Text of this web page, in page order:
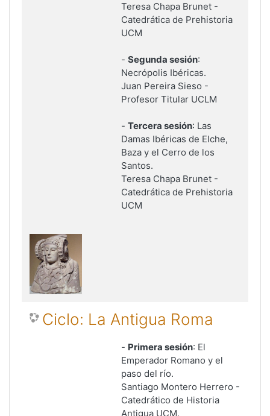
Teresa Chapa Brunet -
Catedrática de Prehistoria
UCM
- Segunda sesión:
Necrópolis Ibéricas.
Juan Pereira Sieso -
Profesor Titular UCLM
- Tercera sesión: Las
Damas Ibéricas de Elche,
Baza y el Cerro de los
Santos.
Teresa Chapa Brunet -
Catedrática de Prehistoria
UCM
Ciclo: La Antigua Roma
- Primera sesión: El
Emperador Romano y el
paso del río.
Santiago Montero Herrero -
Catedrático de Historia
Antigua UCM.